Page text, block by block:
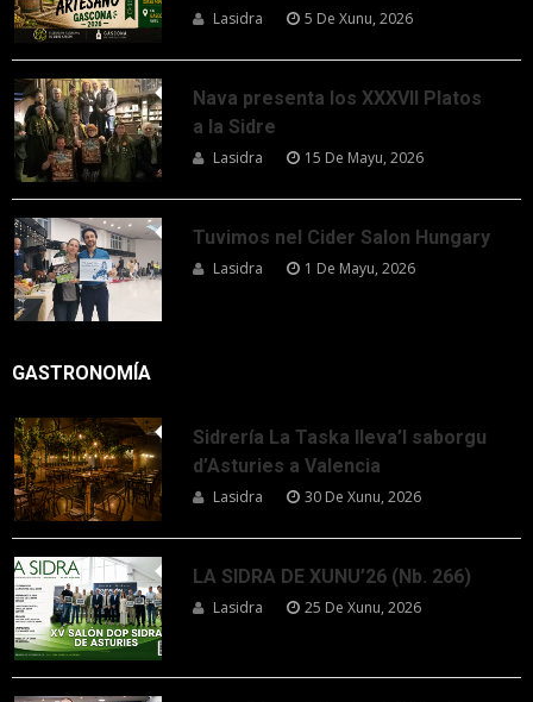
Lasidra 5 De Xunu, 2026
Nava presenta los XXXVII Platos
a la Sidre
Lasidra 15 De Mayu, 2026
Tuvimos nel Cider Salon Hungary
Lasidra 1 De Mayu, 2026
GASTRONOMÍA
Sidrería La Taska lleva’l saborgu
d’Asturies a Valencia
Lasidra 30 De Xunu, 2026
LA SIDRA DE XUNU’26 (Nb. 266)
Lasidra 25 De Xunu, 2026